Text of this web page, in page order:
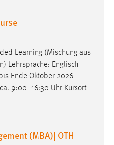
Learning (Mischung aus
Lehrsprache: Englisch
Ende Oktober 2026
9:00–16:30 Uhr Kursort
(MBA)| OTH
+49 (961) 382-1310